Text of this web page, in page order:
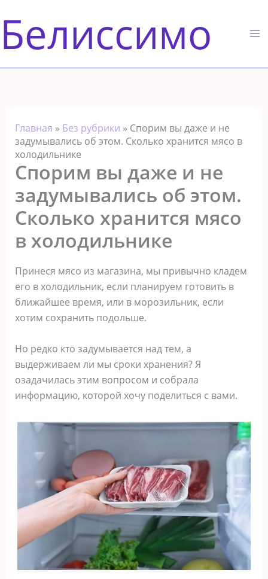
к
содержимому
Белиссимо
Главная » Без рубрики » Спорим вы даже и не
задумывались об этом. Сколько хранится мясо в
холодильнике
Спорим вы даже и не
задумывались об этом.
Сколько хранится мясо
в холодильнике
Принеся мясо из магазина, мы привычно кладем
его в холодильник, если планируем готовить в
ближайшее время, или в морозильник, если
хотим сохранить подольше.
Но редко кто задумывается над тем, а
выдерживаем ли мы сроки хранения? Я
озадачилась этим вопросом и собрала
информацию, которой хочу поделиться с вами.